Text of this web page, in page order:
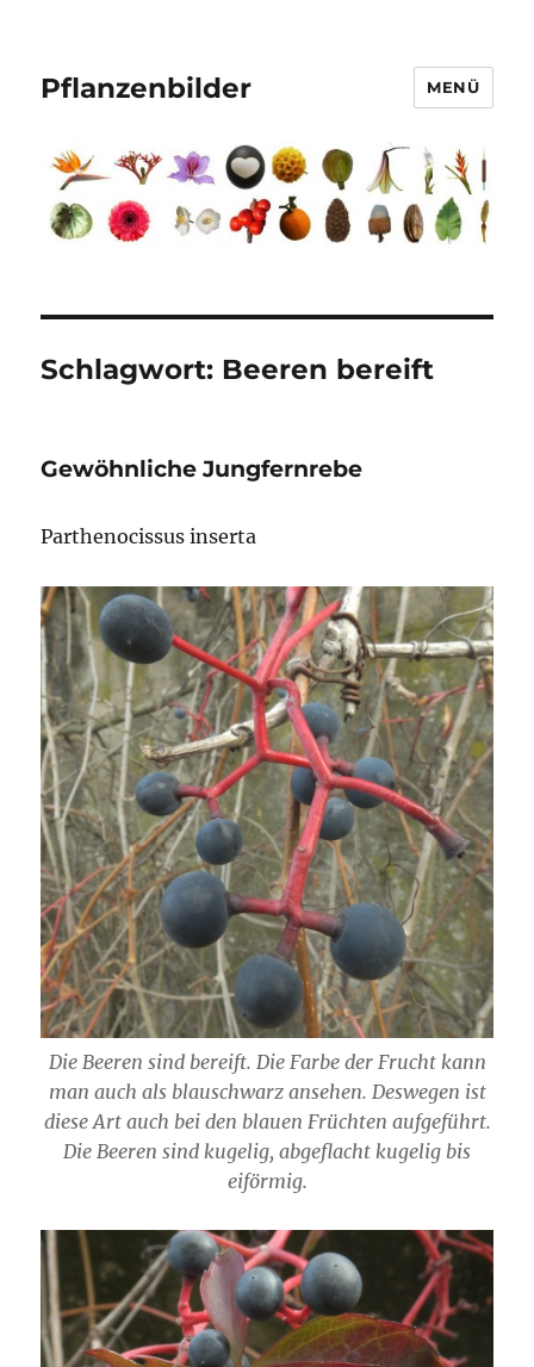
Pflanzenbilder MENÜ
Schlagwort: Beeren bereift
Gewöhnliche Jungfernrebe
Parthenocissus inserta
Die Beeren sind bereift. Die Farbe der Frucht kann
man auch als blauschwarz ansehen. Deswegen ist
diese Art auch bei den blauen Früchten aufgeführt.
Die Beeren sind kugelig, abgeflacht kugelig bis
eiförmig.